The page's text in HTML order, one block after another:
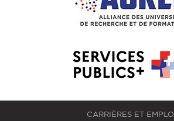
CARRIÈRES ET EMPLOI